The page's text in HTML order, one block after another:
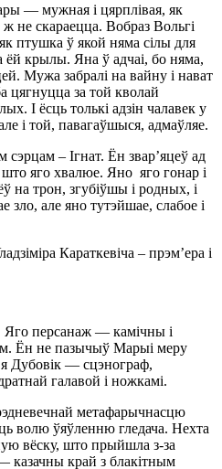
— мужная і цярплівая, як
не скараецца. Вобраз Вольгі
птушка ў якой няма сілы для
ёй крылы. Яна ў адчаі, бо няма,
Мужа забралі на вайну і нават
цягнуцца за той кволай
І ёсць толькі адзін чалавек у
і той, павагаўшыся, адмаўляе.
– Ігнат. Ён звар’яцеў ад
што яго хвалюе. Яно яго гонар і
на трон, згубіўшы і родных, і
зло, але яно тутэйшае, слабое і
Яго персанаж — камічны і
Ён не пазычыў Марыі меру
Дубовік — сцэнограф,
галавой і ножкамі.
метафарычнасцю
волю ўяўленню гледача. Нехта
вёску, што прыйшла з-за
казачны край з блакітным